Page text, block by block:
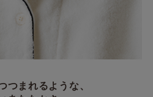
つまれるような、